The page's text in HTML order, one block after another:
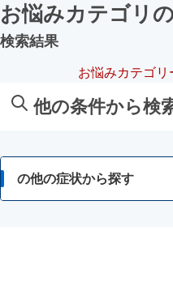
お悩みカテゴリ
検索結果
お悩みカテゴ
他の条件から検
の他の症状から探す